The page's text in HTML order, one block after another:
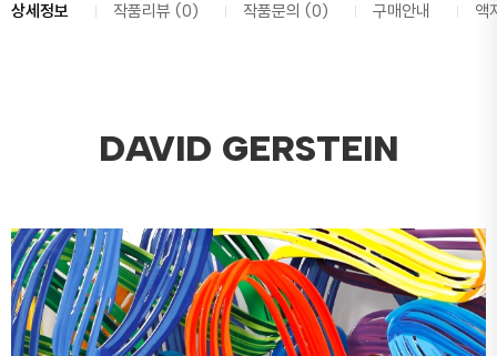
상세정보 작품리뷰 (0) 작품문의 (0) 구매안내 액
DAVID GERSTEIN